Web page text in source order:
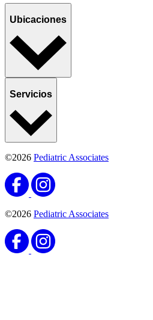
Ubicaciones
Servicios
©2026 Pediatric Associates
©2026 Pediatric Associates